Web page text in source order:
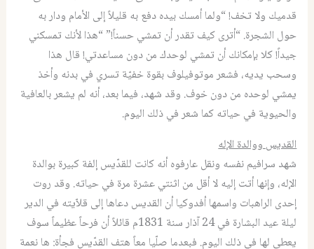
قدميك ولا تخف! “ولما أمسك بيده دفع به قليلاً إلى الأمام ودار به
حول الشجرة. “أترى كيف تقدر أن تمشي حسناً!” “هذا لأنك تمسكني
جيداً!كلا بإمكانك أن تمشي لوحدك من دون مساعدتي!قال هذا
وسحب يديه، فشعر موتوفيلوف بقوة خفيّة تسري في بدنه وأخذ
يمشي لوحده من دون خوف. وقد شهد، فيما بعد، أنه لم يشعر بالعافية
والحيوية في حياته كما شعر في ذلك اليوم.
القديس ووالدة الإله
شهد سرافيم نفسه ونقل عارفوه أنه كانت للقدّيس إلفة كبيرة بوالدة
الإله، وإنها أتت إليه لا أقل من اثنتي عشرة مرة في حياته. وقد روت
إحدى الراهبات واسمها أفدوكيا أن القديس دعاها إلى قلاّيته في الدير
ليلة عيد البشارة في24 ‏آذار سنة 1831‏م قائلاً أن فرحاً عظيماً سوف
يعطى لها في ذلك اليوم. فبعدما صلّيا معاً هتف القدّيس فجأة: ها نعمة